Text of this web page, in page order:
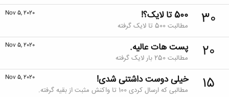
30
Nov 5, 2020 500 تا لایک؟!
مطالبت 500 تا لایک گرفته
20
Nov 5, 2020 پست هات عالیه.
مطالبت 250 بار لایک گرفته
15
Nov 5, 2020 خیلی دوست داشتنی شدی!
مطالبی که ارسال کردی 100 تا واکنش مثبت از بقیه گرفته.